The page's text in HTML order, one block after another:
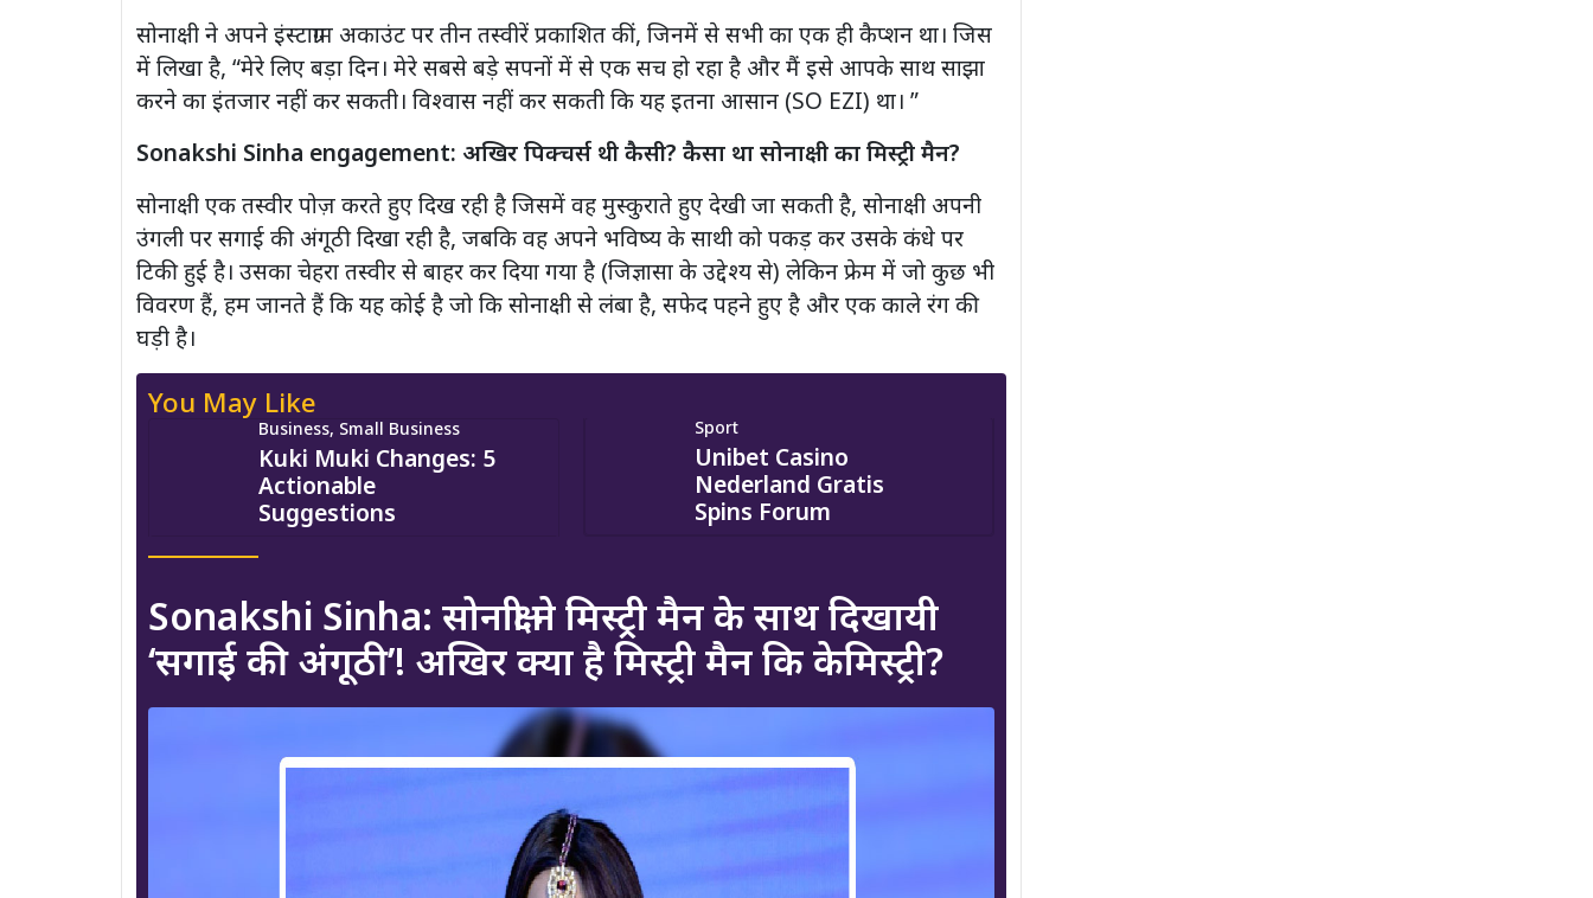
सोनाक्षी ने अपने इंस्टाग्राम अकाउंट पर तीन तस्वीरें प्रकाशित कीं, जिनमें से सभी का एक ही कैप्शन था। जिस
में लिखा है, “मेरे लिए बड़ा दिन। मेरे सबसे बड़े सपनों में से एक सच हो रहा है और मैं इसे आपके साथ साझा
करने का इंतजार नहीं कर सकती। विश्वास नहीं कर सकती कि यह इतना आसान (SO EZI) था। ”
Sonakshi Sinha engagement: अखिर पिक्चर्स थी कैसी? कैसा था सोनाक्षी का मिस्ट्री मैन?
सोनाक्षी एक तस्वीर पोज़ करते हुए दिख रही है जिसमें वह मुस्कुराते हुए देखी जा सकती है, सोनाक्षी अपनी
उंगली पर सगाई की अंगूठी दिखा रही है, जबकि वह अपने भविष्य के साथी को पकड़ कर उसके कंधे पर
टिकी हुई है। उसका चेहरा तस्वीर से बाहर कर दिया गया है (जिज्ञासा के उद्देश्य से) लेकिन फ्रेम में जो कुछ भी
विवरण हैं, हम जानते हैं कि यह कोई है जो कि सोनाक्षी से लंबा है, सफेद पहने हुए है और एक काले रंग की
घड़ी है।
You May Like
Business, Small Business
Kuki Muki Changes: 5
Actionable
Suggestions
Sport
Unibet Casino
Nederland Gratis
Spins Forum
Sonakshi Sinha: सोनाक्षी ने मिस्ट्री मैन के साथ दिखायी
‘सगाई की अंगूठी’! अखिर क्या है मिस्ट्री मैन कि केमिस्ट्री?